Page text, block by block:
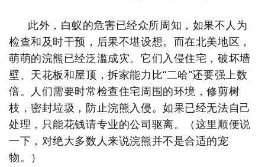
此外，白蚁的危害已经众所周知，如果不人为
检查和及时干预，后果不堪设想。而在北美地区，
萌萌的浣熊已经泛滥成灾。它们入侵住宅，破坏墙
壁、天花板和屋顶，拆家能力比“二哈”还要强上数
倍。人们需要时常检查住宅周围的环境，修剪树
枝，密封垃圾，防止浣熊入侵。如果已经无法自己
处理，只能花钱请专业的公司驱离。
（这里顺便说
一下，对绝大多数人来说浣熊并不是合适的宠
物。）